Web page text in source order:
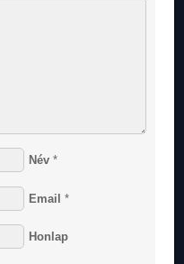
Név *
Email *
Honlap